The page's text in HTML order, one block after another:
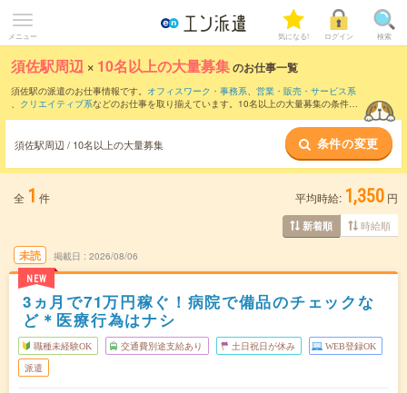
メニュー 気になる! ログイン 検索
須佐駅周辺 × 10名以上の大量募集のお仕事一覧
須佐駅の派遣のお仕事情報です。 オフィスワーク・事務系、 営業・販売・サービス系
、 クリエイティブ系などのお仕事を取り揃えています。10名以上の大量募集の条件の
須佐駅周辺 / 10名以上の大量募集 条件の変更
全 1 件 平均時給: 1,350 円
新着順 時給順
未読
NEW
掲載日 2026/08/06
3ヵ月で71万円稼ぐ！病院で備品のチェックな
ど＊医療行為はナシ
職種未経験OK 交通費別途支給あり 土日祝日が休み WEB登録OK
派遣